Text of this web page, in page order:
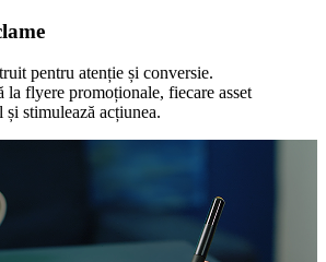
pentru atenție și conversie.
la flyere promoționale, fiecare asset
stimulează acțiunea.